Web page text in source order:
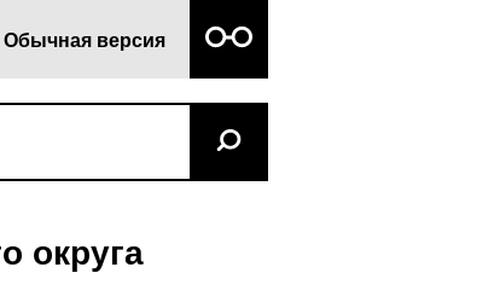
Обычная версия
округа